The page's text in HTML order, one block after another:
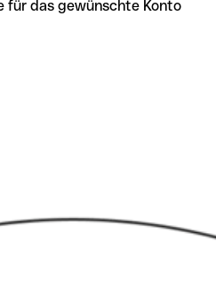
für das gewünschte Konto